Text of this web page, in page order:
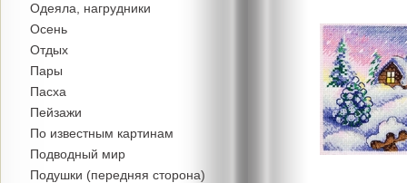
Одеяла, нагрудники
Осень
Отдых
Пары
Пасха
Пейзажи
По известным картинам
Подводный мир
Подушки (передняя сторона)